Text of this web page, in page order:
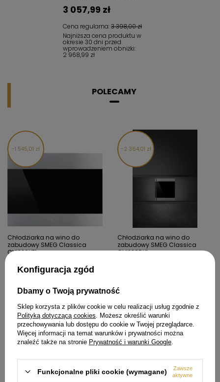
Cena regularna:3 398,00 zł
3 057,99 zł
Najniższa cena produktu w
okresie 30 dni przed
wprowadzeniem obniżki:
2 968,99 zł
POLECAMY
1 545,01 zł
Chłodziarka na wino do
zabudowy SMEG Classica
CVI320XE1
8 753,99 zł
Najniższa cena produktu w
wprowadzeniem obniżki:
9 999,00 zł
2 364,01 zł
Chłodziarka na wino do
zabudowy SMEG Classica
CVI338RX1
Najniższa cena produktu w
wprowadzeniem obniżki:
15 299,00 zł
1 545,01 zł
Konfiguracja zgód
Dbamy o Twoją prywatność
Sklep korzysta z plików cookie w celu realizacji usług zgodnie z
Polityką dotyczącą cookies . Możesz określić warunki
przechowywania lub dostępu do cookie w Twojej przeglądarce.
Więcej informacji na temat warunków i prywatności można
znaleźć także na stronie Prywatność i warunki Google
Funkcjonalne pliki cookie (wymagane)
Zawsze
aktywne